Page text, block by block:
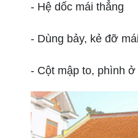
- Hệ dốc mái thẳng
- Dùng bảy, kẻ đỡ
- Cột mập to, phình